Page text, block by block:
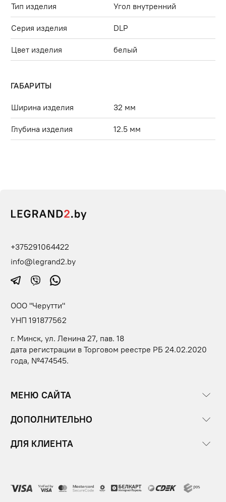
Тип изделия Угол внутренний
Серия изделия DLP
Цвет изделия белый
ГАБАРИТЫ
Ширина изделия 32 мм
Глубина изделия 12.5 мм
+375291064422
info@legrand2.by
ООО "Черутти"
УНП 191877562
г. Минск, ул. Ленина 27, пав. 18
дата регистрации в Торговом реестре РБ 24.02.2020
года, №474545.
МЕНЮ САЙТА
ДОПОЛНИТЕЛЬНО
ДЛЯ КЛИЕНТА